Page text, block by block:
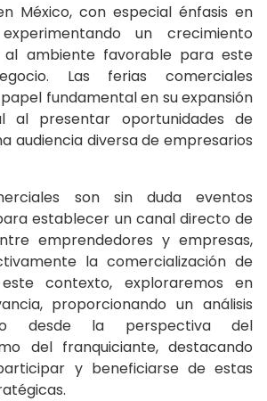
México, con especial énfasis en
un crecimiento
al ambiente favorable para este
Las ferias comerciales
fundamental en su expansión
al presentar oportunidades de
audiencia diversa de empresarios
son sin duda eventos
establecer un canal directo de
emprendedores y empresas,
la comercialización de
contexto, exploraremos en
proporcionando un análisis
desde la perspectiva del
del franquiciante, destacando
y beneficiarse de estas